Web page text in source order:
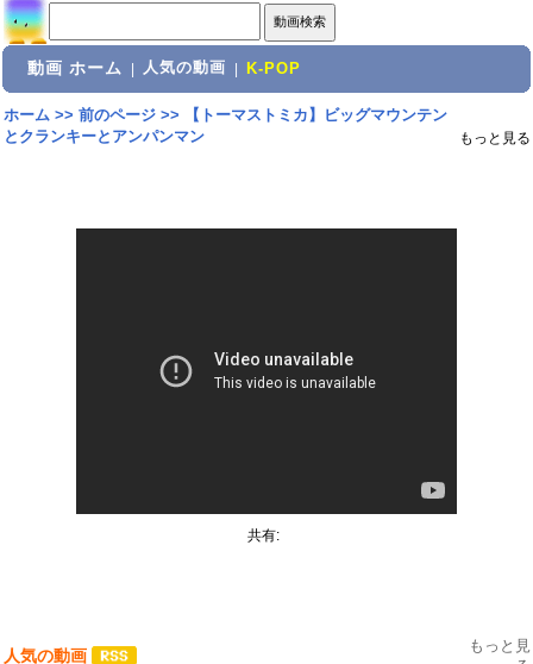
動画 ホーム 人気の動画 K-POP
ホーム>> 前のページ>>
【トーマストミカ】ビッグマウンテン
とクランキーとアンパンマン
もっと見る
共有:
人気の動画
もっと見